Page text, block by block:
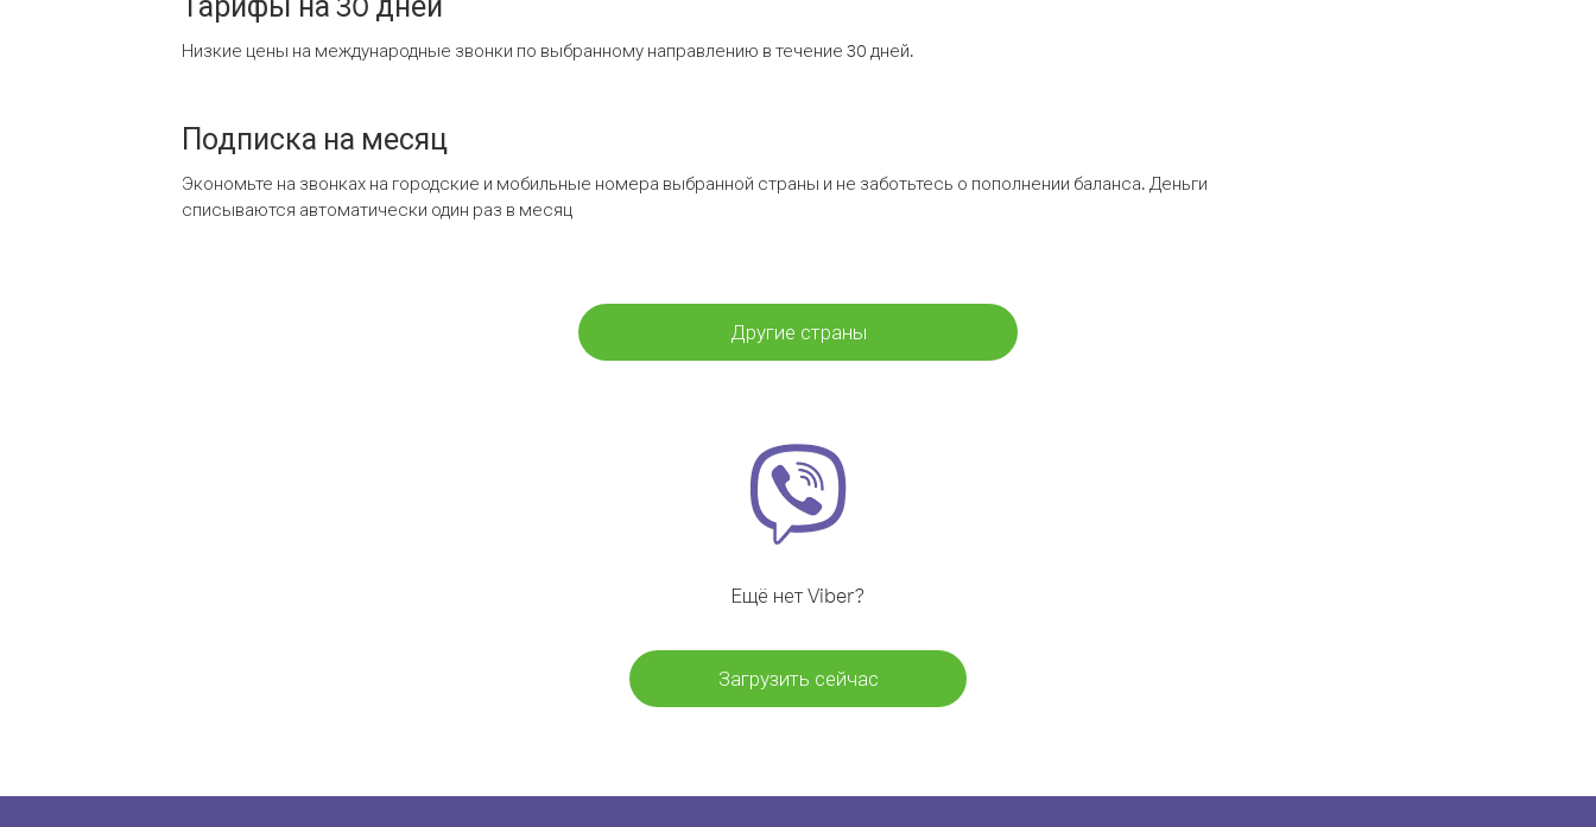
Низкие цены на международные звонки по выбранному направлению в течение 30 дней.
Подписка на месяц
Экономьте на звонках на городские и мобильные номера выбранной страны и не заботьтесь о пополнении баланса. Деньги
списываются автоматически один раз в месяц
Другие страны
Ещё нет Viber?
Загрузить сейчас